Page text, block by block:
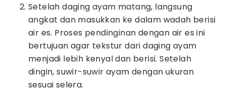
Setelah daging ayam matang, langsung
angkat dan masukkan ke dalam wadah berisi
air es. Proses pendinginan dengan air es ini
bertujuan agar tekstur dari daging ayam
menjadi lebih kenyal dan berisi. Setelah
dingin, suwir-suwir ayam dengan ukuran
sesuai selera.